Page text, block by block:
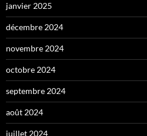
janvier 2025
décembre 2024
novembre 2024
octobre 2024
septembre 2024
août 2024
juillet 2024